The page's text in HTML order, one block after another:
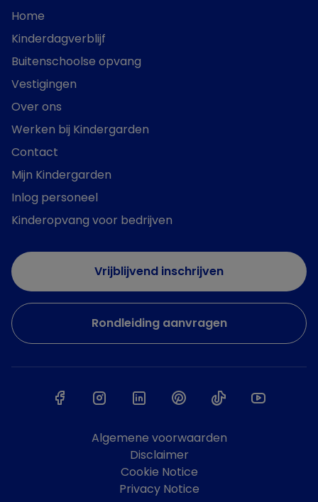
Home
Kinderdagverblijf
Buitenschoolse opvang
Vestigingen
Over ons
Werken bij Kindergarden
Contact
Mijn Kindergarden
Inlog personeel
Kinderopvang voor bedrijven
Vrijblijvend inschrijven
Rondleiding aanvragen
Algemene voorwaarden
Disclaimer
Cookie Notice
Privacy Notice